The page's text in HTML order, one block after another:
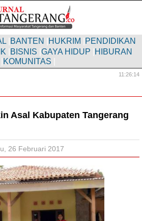
BANTEN HUKRIM PENDIDIKAN
BISNIS GAYA HIDUP HIBURAN
KOMUNITAS
11:26:15
Asal Kabupaten Tangerang
26 Februari 2017